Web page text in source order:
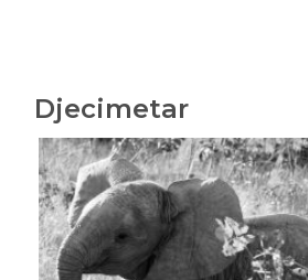
Djecimetar